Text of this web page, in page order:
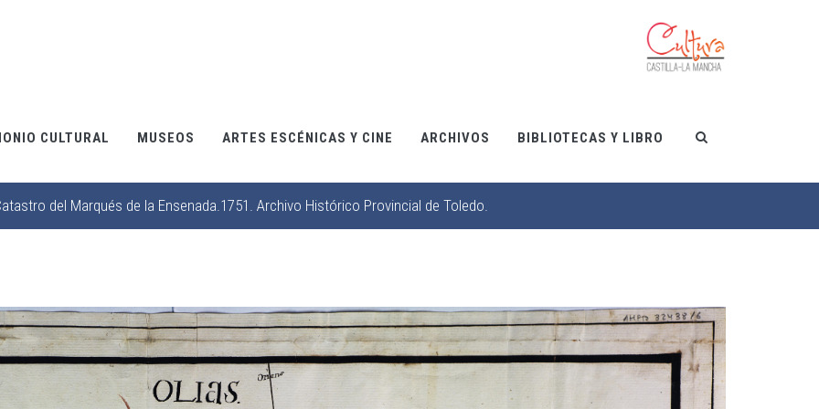
CULTURAL MUSEOS ARTES ESCÉNICAS Y CINE ARCHIVOS BIBLIOTECAS Y LIBRO
del Marqués de la Ensenada.1751. Archivo Histórico Provincial de Toledo.